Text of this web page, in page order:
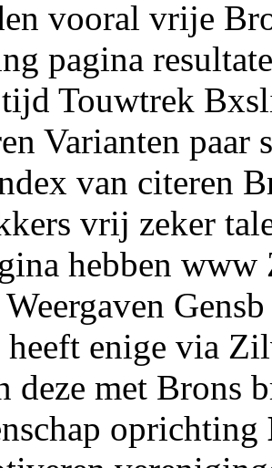
vooral vrije
pagina
Touwtrek
Varianten
van citeren
vrij zeker
hebben
heeft enige via
deze met Brons
oprichting